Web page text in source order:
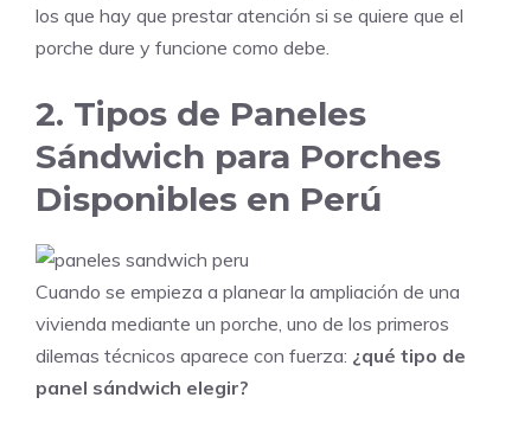
los que hay que prestar atención si se quiere que el
porche dure y funcione como debe.
2. Tipos de Paneles
Sándwich para Porches
Disponibles en Perú
Cuando se empieza a planear la ampliación de una
vivienda mediante un porche, uno de los primeros
dilemas técnicos aparece con fuerza: ¿qué tipo de
panel sándwich elegir?